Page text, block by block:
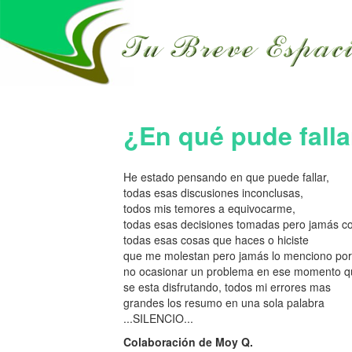
¿En qué pude
He estado pensando en que puede fallar,
todas esas discusiones inconclusas,
todos mis temores a equivocarme,
todas esas decisiones tomadas pero jamás
todas esas cosas que haces o hiciste
que me molestan pero jamás lo menciono por
no ocasionar un problema en ese momento
se esta disfrutando, todos mi errores mas
grandes los resumo en una sola palabra
...SILENCIO...
Colaboración de Moy Q.